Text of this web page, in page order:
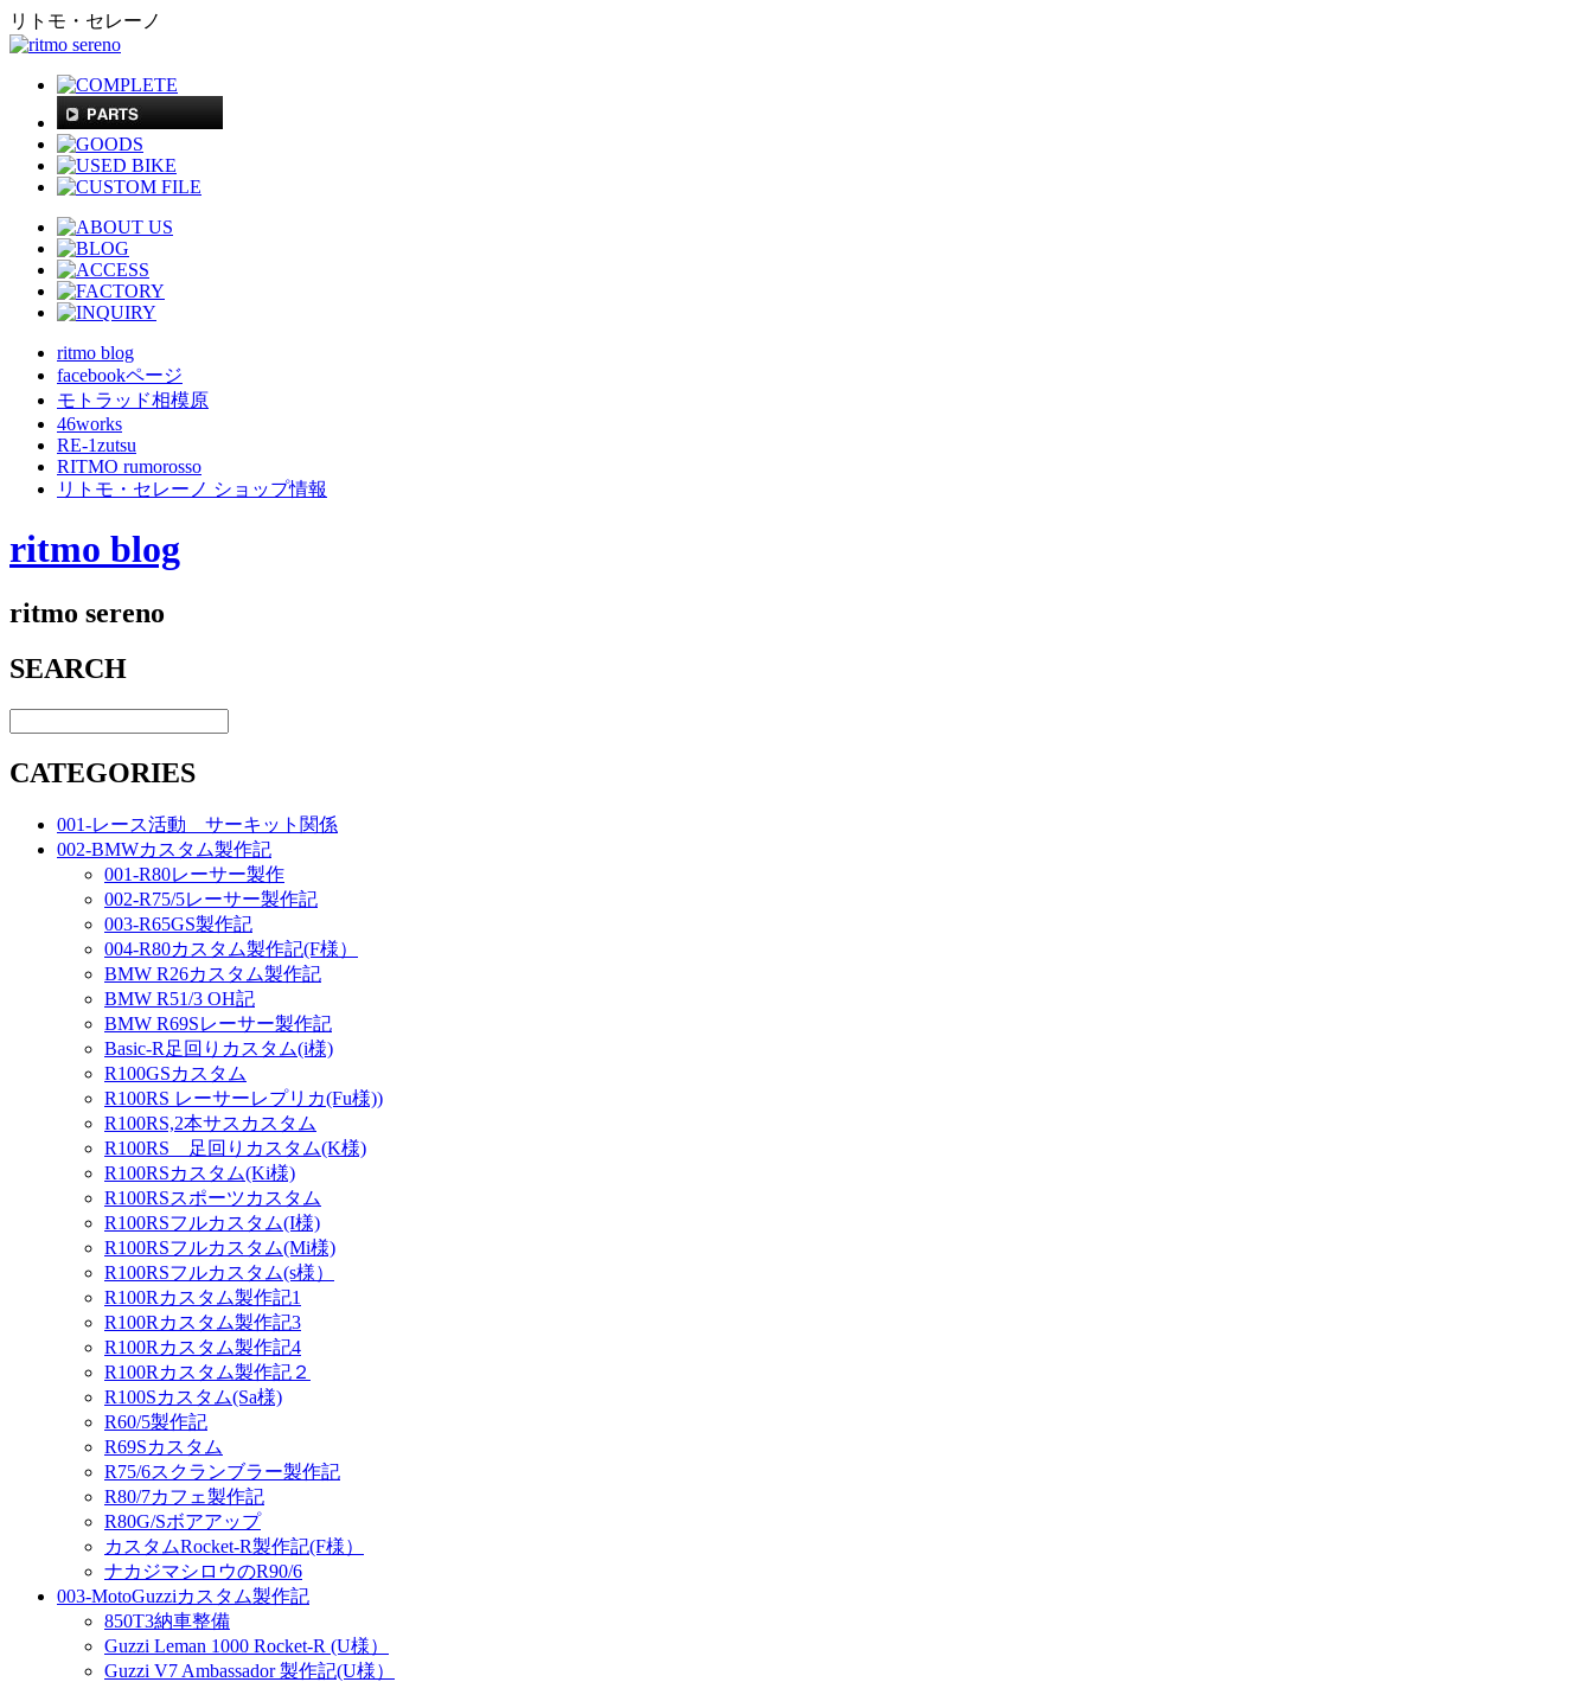
リトモ・セレーノ
ritmo blog
facebookページ
モトラッド相模原
46works
RE-1zutsu
RITMO rumorosso
リトモ・セレーノ ショップ情報
ritmo blog
ritmo sereno
SEARCH
CATEGORIES
001-レース活動 サーキット関係
002-BMWカスタム製作記
001-R80レーサー製作
002-R75/5レーサー製作記
003-R65GS製作記
004-R80カスタム製作記(F様）
BMW R26カスタム製作記
BMW R51/3 OH記
BMW R69Sレーサー製作記
Basic-R足回りカスタム(i様)
R100GSカスタム
R100RS レーサーレプリカ(Fu様))
R100RS,2本サスカスタム
R100RS 足回りカスタム(K様)
R100RSカスタム(Ki様)
R100RSスポーツカスタム
R100RSフルカスタム(I様)
R100RSフルカスタム(Mi様)
R100RSフルカスタム(s様）
R100Rカスタム製作記1
R100Rカスタム製作記3
R100Rカスタム製作記4
R100Rカスタム製作記２
R100Sカスタム(Sa様)
R60/5製作記
R69Sカスタム
R75/6スクランブラー製作記
R80/7カフェ製作記
R80G/Sボアアップ
カスタムRocket-R製作記(F様）
ナカジマシロウのR90/6
003-MotoGuzziカスタム製作記
850T3納車整備
Guzzi Leman 1000 Rocket-R (U様）
Guzzi V7 Ambassador 製作記(U様）